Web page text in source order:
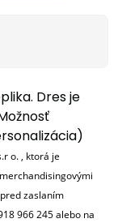
Dres je
o. , ktorá je
zaslaním
966 245 alebo na